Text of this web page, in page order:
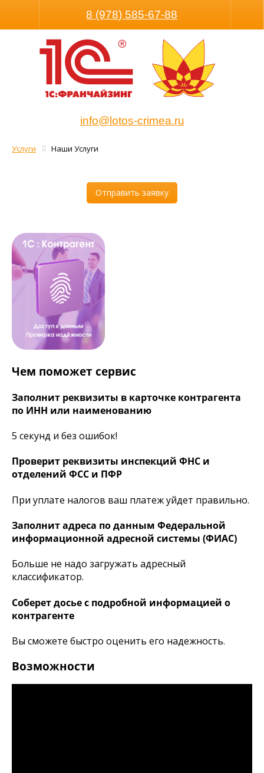
Размер шрифта8 (978) 585-67-88
info@lotos-crimea.ru
Услуги Наши Услуги
Отправить заявку
Чем поможет сервис
Заполнит реквизиты в карточке контрагента
по ИНН или наименованию
5 секунд и без ошибок!
Проверит реквизиты инспекций ФНС и
отделений ФСС и ПФР
При уплате налогов ваш платеж уйдет правильно.
Заполнит адреса по данным Федеральной
информационной адресной системы (ФИАС)
Больше не надо загружать адресный
классификатор.
Соберет досье с подробной информацией о
контрагенте
Вы сможете быстро оценить его надежность.
Возможности